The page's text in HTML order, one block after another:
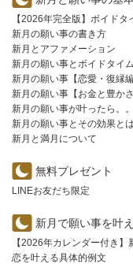
【2026年完全版】ボイドタ
新月の願い事の書き方
新月とアファメーション
新月の願い事とボイドタイム
新月の願い事【恋愛・復縁編
新月の願い事【お金と豊かさ
新月の願い事が叶ったら。。
新月の願い事とその効果と
新月と満月について
無料プレゼント
LINEお友だち限定
新月で願い事を叶
【2026年カレンダー付き
恋を叶える具体的例文